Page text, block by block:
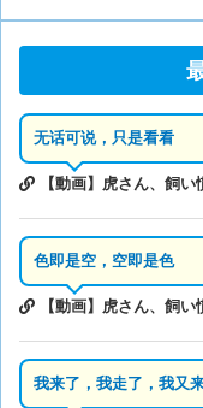
无话可说，只是看看
【動画】虎さん、飼い
色即是空，空即是色
【動画】虎さん、飼い
我来了，我走了，我又